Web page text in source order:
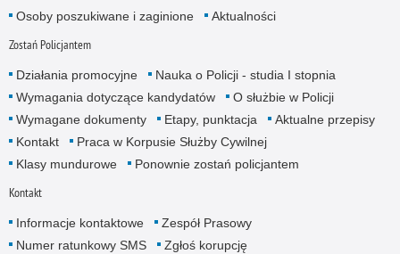
Osoby poszukiwane i zaginione Aktualności
Zostań Policjantem
Działania promocyjne
Nauka o Policji - studia I stopnia
Wymagania dotyczące kandydatów
O służbie w Policji
Wymagane dokumenty
Etapy, punktacja
Aktualne przepisy
Kontakt
Praca w Korpusie Służby Cywilnej
Klasy mundurowe
Ponownie zostań policjantem
Kontakt
Informacje kontaktowe
Zespół Prasowy
Numer ratunkowy SMS
Zgłoś korupcję